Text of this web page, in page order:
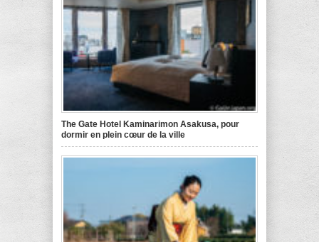
The Gate Hotel Kaminarimon Asakusa, pour
dormir en plein cœur de la ville